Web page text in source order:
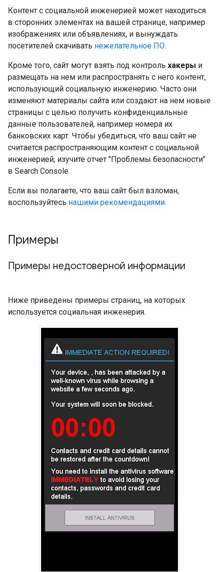
Контент с социальной инженерией может находиться
в сторонних элементах на вашей странице, например
изображениях или объявлениях, и вынуждать
посетителей скачивать нежелательное ПО.
Кроме того, сайт могут взять под контроль хакеры и
размещать на нем или распространять с него контент,
использующий социальную инженерию. Часто они
изменяют материалы сайта или создают на нем новые
страницы с целью получить конфиденциальные
данные пользователей, например номера их
банковских карт. Чтобы убедиться, что ваш сайт не
считается распространяющим контент с социальной
инженерией, изучите отчет "Проблемы безопасности"
в Search Console.
Если вы полагаете, что ваш сайт был взломан,
воспользуйтесь нашими рекомендациями.
Примеры
Примеры недостоверной информации
Ниже приведены примеры страниц, на которых
используется социальная инженерия.